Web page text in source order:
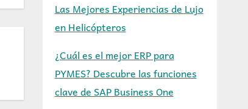
Las Mejores Experiencias de Lujo
en Helicópteros
¿Cuál es el mejor ERP para
PYMES? Descubre las funciones
clave de SAP Business One